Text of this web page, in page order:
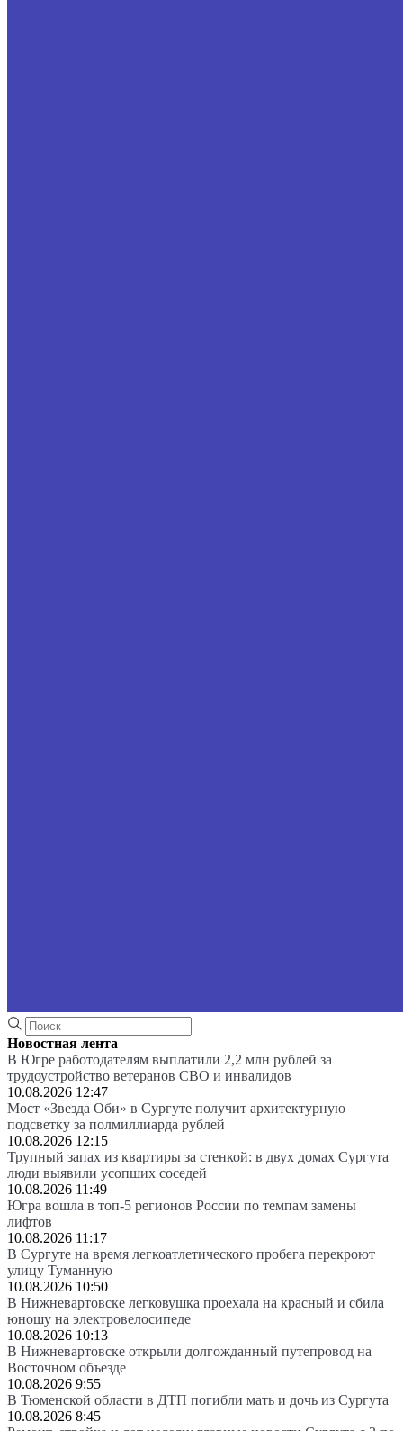
Новостная лента
В Югре работодателям выплатили 2,2 млн рублей за
трудоустройство ветеранов СВО и инвалидов
10.08.2026 12:47
Мост «Звезда Оби» в Сургуте получит архитектурную
подсветку за полмиллиарда рублей
10.08.2026 12:15
Трупный запах из квартиры за стенкой: в двух домах Сургута
люди выявили усопших соседей
10.08.2026 11:49
Югра вошла в топ-5 регионов России по темпам замены
лифтов
10.08.2026 11:17
В Сургуте на время легкоатлетического пробега перекроют
улицу Туманную
10.08.2026 10:50
В Нижневартовске легковушка проехала на красный и сбила
юношу на электровелосипеде
10.08.2026 10:13
В Нижневартовске открыли долгожданный путепровод на
Восточном объезде
10.08.2026 9:55
В Тюменской области в ДТП погибли мать и дочь из Сургута
10.08.2026 8:45